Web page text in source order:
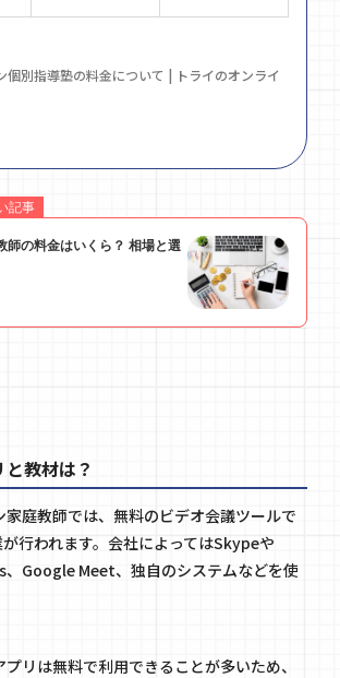
個別指導塾の料金について | トライのオンライ
教材は？
家庭教師では、無料のビデオ会議ツールで
行われます。会社によってはSkypeや
Google Meet、独自のシステムなどを使
リは無料で利用できることが多いため、